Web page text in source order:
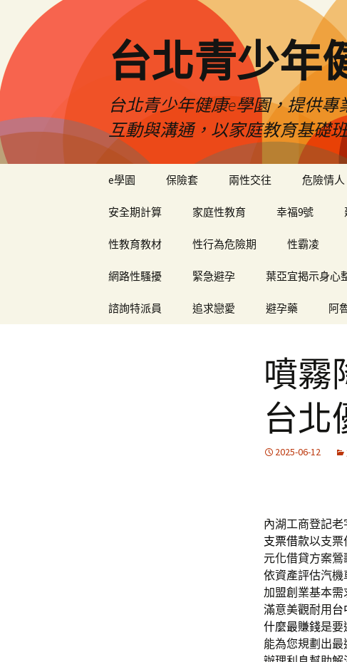
台北青少年
台北青少年健康e學園，提供
互動與溝通，以家庭教育基礎
e學園 保險套 兩性交往 危險情人
安全期計算 家庭性教育 幸福9號
性教育教材 性行為危險期 性霸凌
網路性騷擾 緊急避孕 葉亞宜揭示身心
諮詢特派員 追求戀愛 避孕藥 阿
噴霧
台北
2025-06-12
內湖工商登記老
支票借款以支票
元化借貸方案
依資產評估汽
加盟創業基本
滿意美觀耐用 台
什麼最賺錢是要
能為您規劃出